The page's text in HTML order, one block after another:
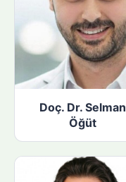
Doç. Dr. Selman
Öğüt